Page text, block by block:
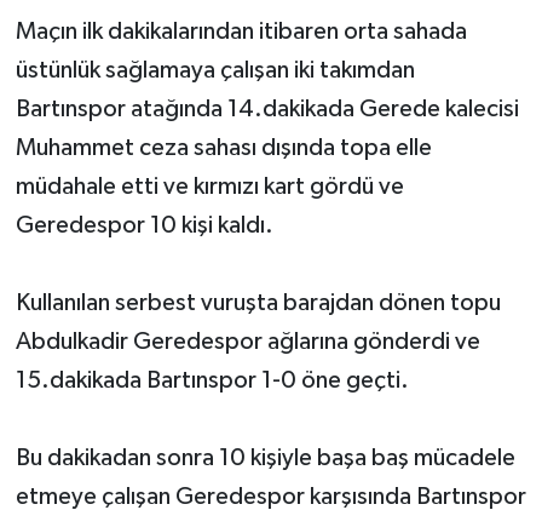
Maçın ilk dakikalarından itibaren orta sahada
üstünlük sağlamaya çalışan iki takımdan
Bartınspor atağında 14.dakikada Gerede kalecisi
Muhammet ceza sahası dışında topa elle
müdahale etti ve kırmızı kart gördü ve
Geredespor 10 kişi kaldı.
Kullanılan serbest vuruşta barajdan dönen topu
Abdulkadir Geredespor ağlarına gönderdi ve
15.dakikada Bartınspor 1-0 öne geçti.
Bu dakikadan sonra 10 kişiyle başa baş mücadele
etmeye çalışan Geredespor karşısında Bartınspor